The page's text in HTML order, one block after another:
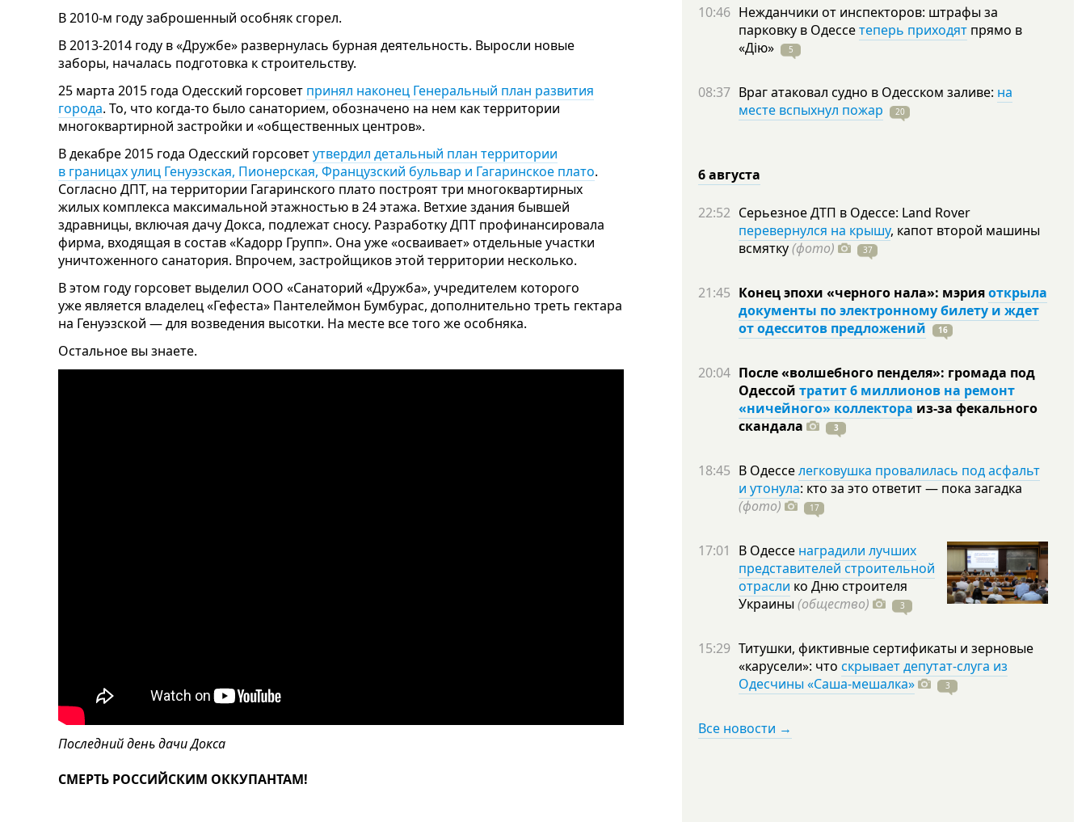
В 2010-м году заброшенный особняк сгорел.
В 2013-2014 году в «Дружбе» развернулась бурная деятельность. Выросли новые
заборы, началась подготовка к строительству.
25 марта 2015 года Одесский горсовет принял наконец Генеральный план развития
города. То, что когда-то было санаторием, обозначено на нем как территории
многоквартирной застройки и «общественных центров».
В декабре 2015 года Одесский горсоветутвердил детальный план территории
в границах улиц Генуэзская, Пионерская, Французский бульвар и Гагаринское плато.
Согласно ДПТ, на территории Гагаринского плато построят три многоквартирных
жилых комплекса максимальной этажностью в 24 этажа. Ветхие здания бывшей
здравницы, включая дачу Докса, подлежат сносу. Разработку ДПТ профинансировала
фирма, входящая в состав «Кадорр Групп». Она уже «осваивает» отдельные участки
уничтоженного санатория. Впрочем, застройщиков этой территории несколько.
В этом году горсовет выделил ООО «Санаторий «Дружба», учредителем которого
уже является владелец «Гефеста» Пантелеймон Бумбурас, дополнительно треть гектара
на Генуэзской — для возведения высотки. На месте все того же особняка.
Остальное вы знаете.
Последний день дачи Докса
СМЕРТЬ РОССИЙСКИМ ОККУПАНТАМ!
10:46 Нежданчики от инспекторов: штрафы за
парковку в Одессетеперь приходят прямо в
«Дію»
5
08:37 Враг атаковал судно в Одесском заливе: на
месте вспыхнул пожар
20
6 августа
22:52 Серьезное ДТП в Одессе: Land Rover
перевернулся на крышу, капот второй машины
всмятку(фото) 37
21:45 Конец эпохи «черного нала»: мэрияоткрыла
документы по электронному билету и ждет
от одесситов предложений
16
20:04 После «волшебного пенделя»: громада под
Одессой тратит 6 миллионов на ремонт
«ничейного» коллектора из-за фекального
скандала
3
18:45 В Одесселегковушка провалилась под асфальт
и утонула: кто за это ответит — пока загадка
(фото)
17
17:01 В Одессе наградили лучших
представителей строительной
отрасли ко Дню строителя
Украины (общество) 3
15:29 Титушки, фиктивные сертификаты и зерновые
«карусели»: что скрывает депутат-слуга из
Одесчины «Саша-мешалка»
3
Все новости →